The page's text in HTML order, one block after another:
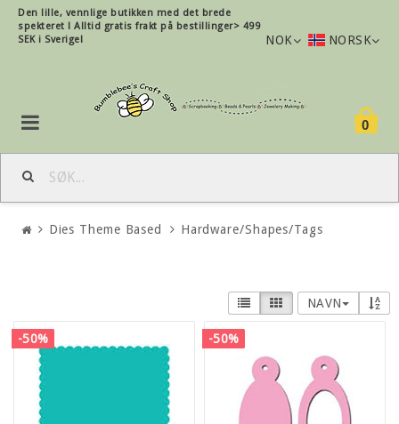
Den lille, vennlige butikken med det brede
spekteret ! Alltid gratis frakt på bestillinger> 499
SEK i Sverige!
NOK NORSK
0
Dies Theme Based Hardware/Shapes/Tags
NAVN
-50% -50%